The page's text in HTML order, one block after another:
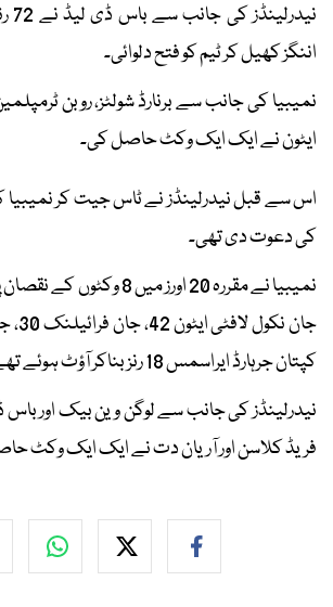
اننگز کھیل کر ٹیم کو فتح دلوائی۔
نمیبیا کی جانب سے برنارڈ شولٹز، روبن
ایٹون نے ایک ایک وکٹ حاصل کی۔
اس سے قبل نیدرلینڈز نے ٹاس جیت کر نمیبیا
کی دعوت دی تھی۔
کپتان جرہارڈ ایراسمس 18 رنز بناکر آؤٹ ہوئے تھے۔
فریڈ کلاسن اور آریان دت نے ایک ایک وکٹ